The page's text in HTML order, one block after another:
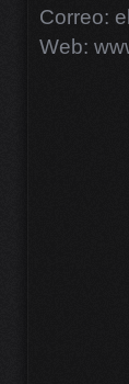
Correo:
Web: